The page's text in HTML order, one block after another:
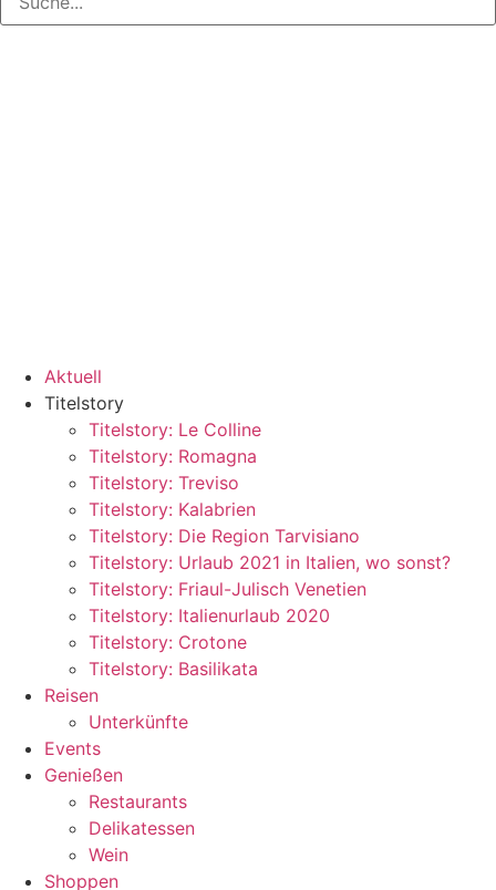
Aktuell
Titelstory
Titelstory: Le Colline
Titelstory: Romagna
Titelstory: Treviso
Titelstory: Kalabrien
Titelstory: Die Region Tarvisiano
Titelstory: Urlaub 2021 in Italien, wo sonst?
Titelstory: Friaul-Julisch Venetien
Titelstory: Italienurlaub 2020
Titelstory: Crotone
Titelstory: Basilikata
Reisen
Unterkünfte
Events
Genießen
Restaurants
Delikatessen
Wein
Shoppen